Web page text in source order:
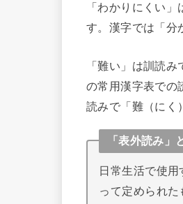
「わかりにくい
す。漢字では「分
「難い」は訓読
の常用漢字表での
読みで「難（にく
「表外読み」
日常生活で使
って定められ